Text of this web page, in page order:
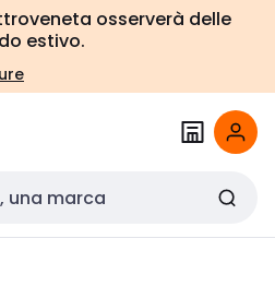
osserverà delle
estivo.